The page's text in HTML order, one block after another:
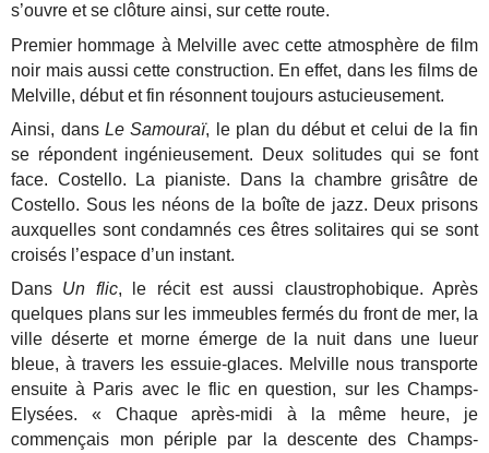
s’ouvre et se clôture ainsi, sur cette route.
Premier hommage à Melville avec cette atmosphère de film
noir mais aussi cette construction. En effet, dans les films de
Melville, début et fin résonnent toujours astucieusement.
Ainsi, dans Le Samouraï, le plan du début et celui de la fin
se répondent ingénieusement. Deux solitudes qui se font
face. Costello. La pianiste. Dans la chambre grisâtre de
Costello. Sous les néons de la boîte de jazz. Deux prisons
auxquelles sont condamnés ces êtres solitaires qui se sont
croisés l’espace d’un instant.
Dans Un flic, le récit est aussi claustrophobique. Après
quelques plans sur les immeubles fermés du front de mer, la
ville déserte et morne émerge de la nuit dans une lueur
bleue, à travers les essuie-glaces. Melville nous transporte
ensuite à Paris avec le flic en question, sur les Champs-
Elysées. « Chaque après-midi à la même heure, je
commençais mon périple par la descente des Champs-